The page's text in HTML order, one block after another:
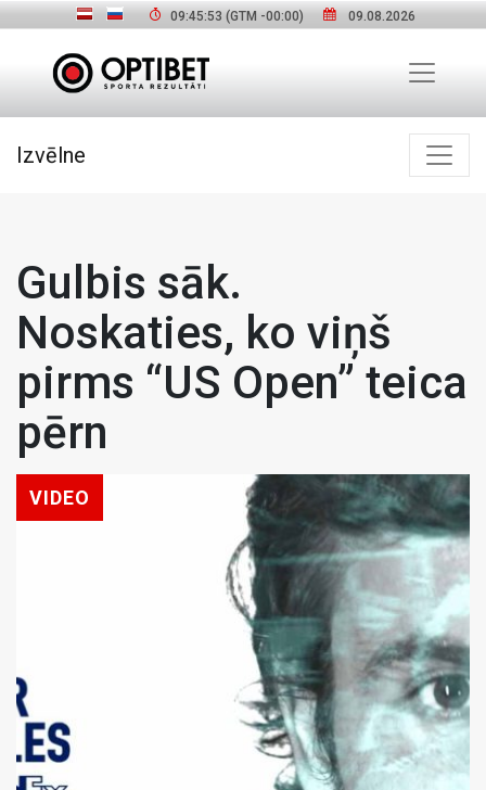
09:45:54 (GTM -00:00) 09.08.2026
Izvēlne
Gulbis sāk.
Noskaties, ko viņš
pirms “US Open” teica
pērn
VIDEO